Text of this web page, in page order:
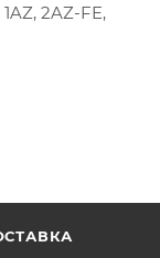
2AZ-FE,
28011-02,
05, 13281-